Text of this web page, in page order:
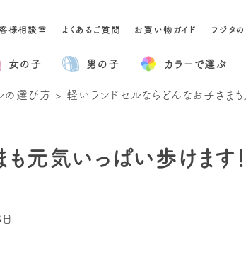
様相談室 よくあるご質問 お買い物ガイド フジタ
女の子 男の子 カラー で選ぶ
の選び方 > 軽いランドセルならどんなお子さま
元気いっぱい歩けます！